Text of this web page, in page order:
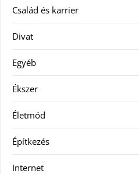
Család és karrier
Divat
Egyéb
Ékszer
Életmód
Építkezés
Internet